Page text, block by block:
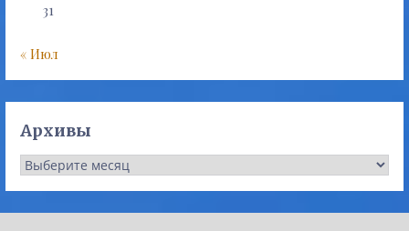
31
« Июл
Архивы
Архивы